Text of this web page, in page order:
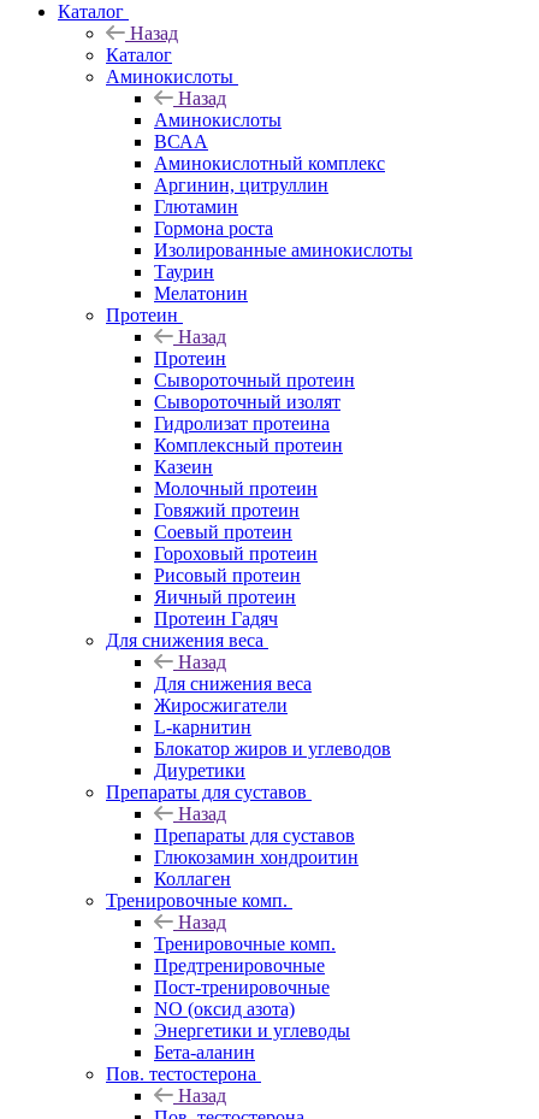
Каталог
Назад
Каталог
Аминокислоты
Назад
Аминокислоты
ВСАА
Аминокислотный комплекс
Аргинин, цитруллин
Глютамин
Гормона роста
Изолированные аминокислоты
Таурин
Мелатонин
Протеин
Назад
Протеин
Сывороточный протеин
Сывороточный изолят
Гидролизат протеина
Комплексный протеин
Казеин
Молочный протеин
Говяжий протеин
Соевый протеин
Гороховый протеин
Рисовый протеин
Яичный протеин
Протеин Гадяч
Для снижения веса
Назад
Для снижения веса
Жиросжигатели
L-карнитин
Блокатор жиров и углеводов
Диуретики
Препараты для суставов
Назад
Препараты для суставов
Глюкозамин хондроитин
Коллаген
Тренировочные комп.
Назад
Тренировочные комп.
Предтренировочные
Пост-тренировочные
NO (оксид азота)
Энергетики и углеводы
Бета-аланин
Пов. тестостерона
Назад